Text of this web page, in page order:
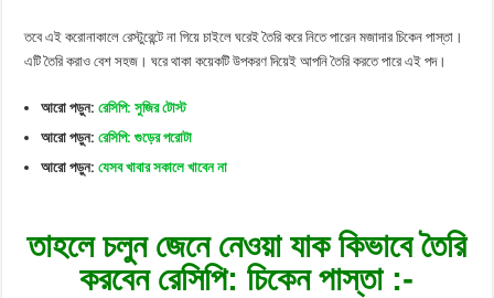
তবে এই করোনাকালে রেস্টুরেন্টে না গিয়ে চাইলে ঘরেই তৈরি করে নিতে পারেন মজাদার চিকেন পাস্তা।
এটি তৈরি করাও বেশ সহজ। ঘরে থাকা কয়েকটি উপকরণ দিয়েই আপনি তৈরি করতে পারে এই পদ।
আরো পড়ুন:রেসিপি: সুজির টোস্ট
আরো পড়ুন:রেসিপি: গুড়ের পরোটা
আরো পড়ুন:যেসব খাবার সকালে খাবেন না
তাহলে চলুন জেনে নেওয়া যাক কিভাবে তৈরি
করবেন রেসিপি: চিকেন পাস্তা :-